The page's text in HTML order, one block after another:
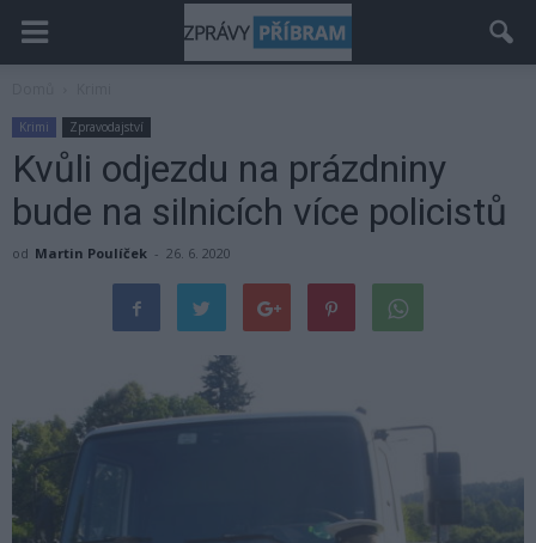
Krimi Zpravodajství
Kvůli odjezdu na prázdniny
bude na silnicích více policistů
od Martin Poulíček - 26. 6. 2020